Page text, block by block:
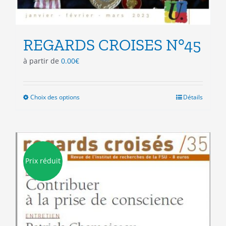
REGARDS CROISES N°45
à partir de 0.00€
Choix des optionsCe
plusieurs
variations.
Les
options
être
choisies
sur
la
Détails
Prix réduit